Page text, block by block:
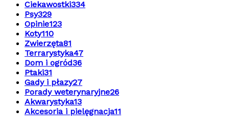
Ciekawostki334
Psy329
Opinie123
Koty110
Zwierzęta81
Terrarystyka47
Dom i ogród36
Ptaki31
Gady i płazy27
Porady weterynaryjne26
Akwarystyka13
Akcesoria i pielęgnacja11